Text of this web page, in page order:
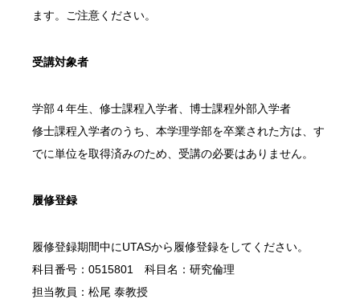
ます。ご注意ください。
受講対象者
学部４年生、修士課程入学者、博士課程外部入学者
修士課程入学者のうち、本学理学部を卒業された方は、す
でに単位を取得済みのため、受講の必要はありません。
履修登録
履修登録期間中にUTASから履修登録をしてください。
科目番号：0515801 科目名：研究倫理
担当教員：松尾 泰教授